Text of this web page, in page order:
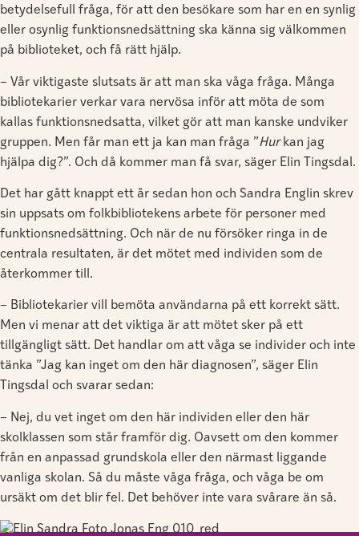
betydelsefull fråga, för att den besökare som har en en synlig
eller osynlig funktionsnedsättning ska känna sig välkommen
på biblioteket, och få rätt hjälp.
– Vår viktigaste slutsats är att man ska våga fråga. Många
bibliotekarier verkar vara nervösa inför att möta de som
kallas funktionsnedsatta, vilket gör att man kanske undviker
gruppen. Men får man ett ja kan man fråga ”Hurkan jag
hjälpa dig?”. Och då kommer man få svar, säger Elin Tingsdal.
Det har gått knappt ett år sedan hon och Sandra Englin skrev
sin uppsats om folkbibliotekens arbete för personer med
funktionsnedsättning. Och när de nu försöker ringa in de
centrala resultaten, är det mötet med individen som de
återkommer till.
– Bibliotekarier vill bemöta användarna på ett korrekt sätt.
Men vi menar att det viktiga är att mötet sker på ett
tillgängligt sätt. Det handlar om att våga se individer och inte
tänka ”Jag kan inget om den här diagnosen”, säger Elin
Tingsdal och svarar sedan:
– Nej, du vet inget om den här individen eller den här
skolklassen som står framför dig. Oavsett om den kommer
från en anpassad grundskola eller den närmast liggande
vanliga skolan. Så du måste våga fråga, och våga be om
ursäkt om det blir fel. Det behöver inte vara svårare än så.